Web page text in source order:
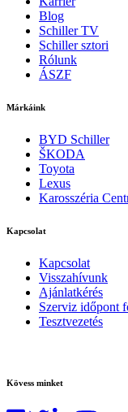
Blog
Schiller TV
Schiller sztori
Rólunk
ÁSZF
Márkáink
BYD Schiller
ŠKODA
Toyota
Lexus
Karosszéria
Kapcsolat
Kapcsolat
Visszahívunk
Ajánlatkérés
Szerviz időpont
Tesztvezetés
Kövess minket